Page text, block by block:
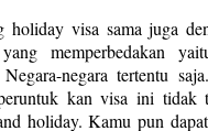
holiday visa sama juga
memperbedakan
negara tertentu
kan visa ini tidak
holiday. Kamu pun